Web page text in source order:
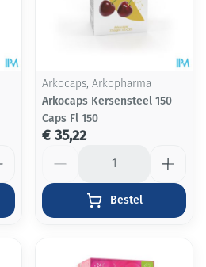
Arkocaps, Arkopharma
Arkocaps Kersensteel 150
Caps Fl 150
€ 35,22
Bestel